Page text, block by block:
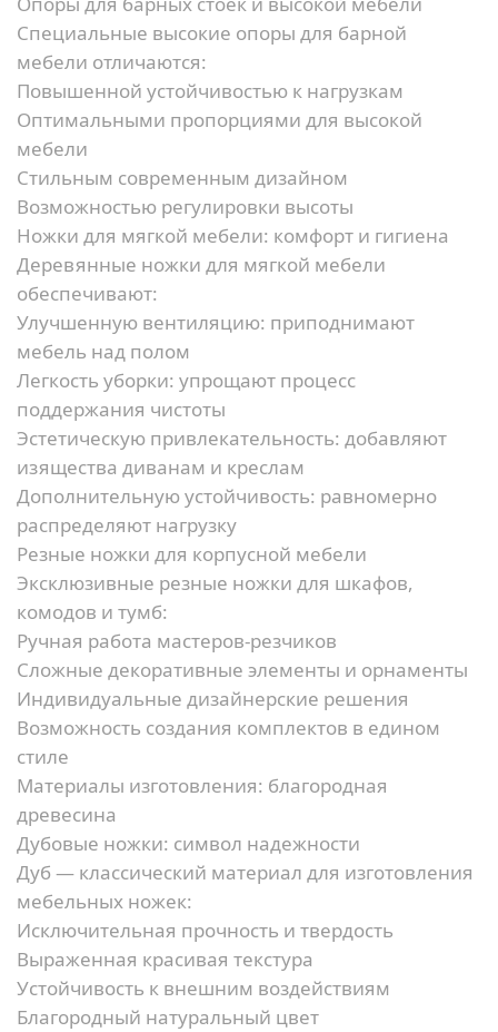
Специальные высокие опоры для барной
мебели отличаются:
Повышенной устойчивостью к нагрузкам
Оптимальными пропорциями для высокой
мебели
Стильным современным дизайном
Возможностью регулировки высоты
Ножки для мягкой мебели: комфорт и гигиена
Деревянные ножки для мягкой мебели
обеспечивают:
Улучшенную вентиляцию: приподнимают
мебель над полом
Легкость уборки: упрощают процесс
поддержания чистоты
Эстетическую привлекательность: добавляют
изящества диванам и креслам
Дополнительную устойчивость: равномерно
распределяют нагрузку
Резные ножки для корпусной мебели
Эксклюзивные резные ножки для шкафов,
комодов и тумб:
Ручная работа мастеров-резчиков
Сложные декоративные элементы и орнаменты
Индивидуальные дизайнерские решения
Возможность создания комплектов в едином
стиле
Материалы изготовления: благородная
древесина
Дубовые ножки: символ надежности
Дуб — классический материал для изготовления
мебельных ножек:
Исключительная прочность и твердость
Выраженная красивая текстура
Устойчивость к внешним воздействиям
Благородный натуральный цвет